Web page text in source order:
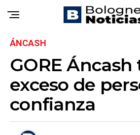
ÁNCASH
GORE
exceso de
confianza